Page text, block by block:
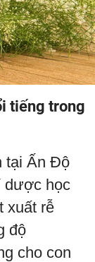
tiếng trong
tại Ấn Độ
dược học
xuất rễ
độ
cho con